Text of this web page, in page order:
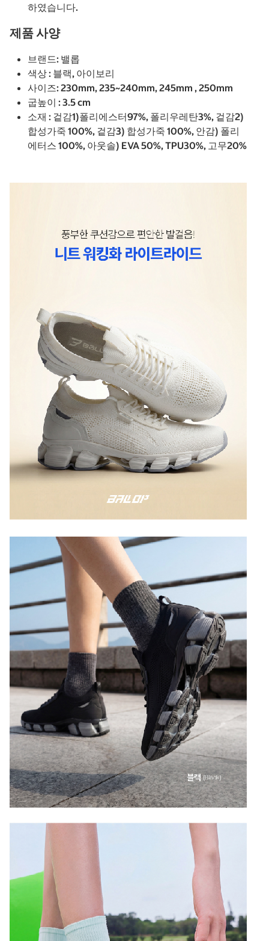
하였습니다.
제품 사양
브랜드: 밸롭
색상 : 블랙, 아이보리
사이즈: 230mm, 235~240mm, 245mm , 250mm
굽높이 : 3.5 cm
소재 : 겉감1)폴리에스터97%, 폴리우레탄3%, 겉감2)
합성가죽 100%, 겉감3) 합성가죽 100%, 안감) 폴리
에터스 100%, 아웃솔) EVA 50%, TPU30%, 고무20%